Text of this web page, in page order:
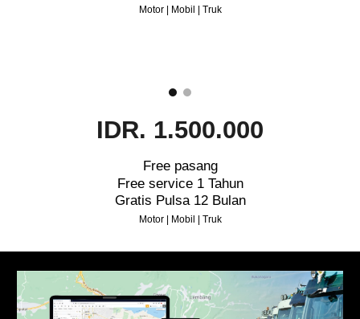
Motor | Mobil | Truk
IDR. 1.500.000
Free pasang
Free service 1 Tahun
Gratis Pulsa 12 Bulan
Motor | Mobil | Truk